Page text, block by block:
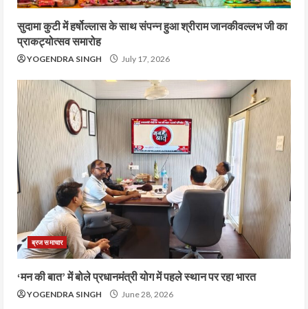
सुदामा कुटी में हर्षोल्लास के साथ संपन्न हुआ श्रीराम जानकीवल्लभ जी का
प्राकट्योत्सव समारोह
YOGENDRA SINGH July 17, 2026
ब्रज समाचार
‘मन की बात’ में बोले प्रधानमंत्री योग में पहले स्थान पर रहा भारत
YOGENDRA SINGH June 28, 2026